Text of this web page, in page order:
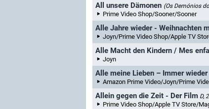
All unsere Dämonen (Os Demónios
Prime Video Shop/Sooner/Sooner
Alle Jahre wieder - Weihnachten
Joyn/Prime Video Shop/Apple TV
Alle Macht den Kindern / Mes
Joyn
Alle meine Lieben – Immer
Amazon Prime Video/Joyn/Prime
Allein gegen die Zeit - Der Film D,
Prime Video Shop/Apple TV Store/